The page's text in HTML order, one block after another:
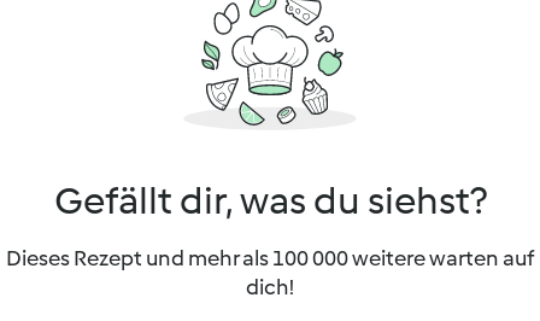
Gefällt dir, was du siehst?
Dieses Rezept und mehr als 100 000 weitere warten auf
dich!